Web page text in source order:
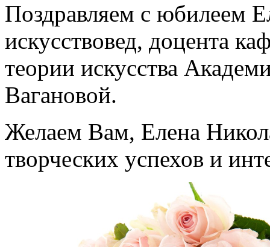
Поздравляем с юбилеем
искусствовед, доцента
теории искусства
Вагановой.
Желаем Вам, Елена
творческих успехов и